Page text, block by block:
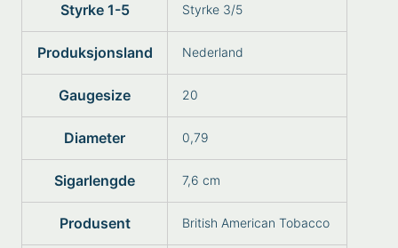
Styrke 1-5 Styrke 3/5
Produksjonsland Nederland
Gaugesize 20
Diameter 0,79
Sigarlengde 7,6 cm
Produsent British American Tobacco